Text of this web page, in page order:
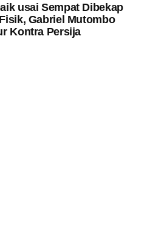
usai Sempat Dibekap
Gabriel Mutombo
Kontra Persija